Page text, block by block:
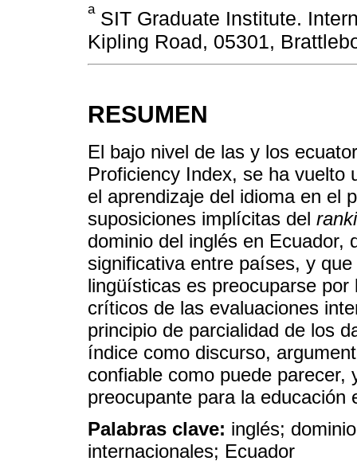
aSIT Graduate Institute.
Kipling Road, 05301,
RESUMEN
El bajo nivel de las y los
Proficiency Index, se ha vuelto
el aprendizaje del idioma en el
suposiciones implícitas del
dominio del inglés en Ecuador,
significativa entre países, y
lingüísticas es preocuparse
críticos de las evaluaciones
principio de parcialidad de los
índice como discurso,
confiable como puede
preocupante para la educación
Palabras clave: inglés;
internacionales; Ecuador